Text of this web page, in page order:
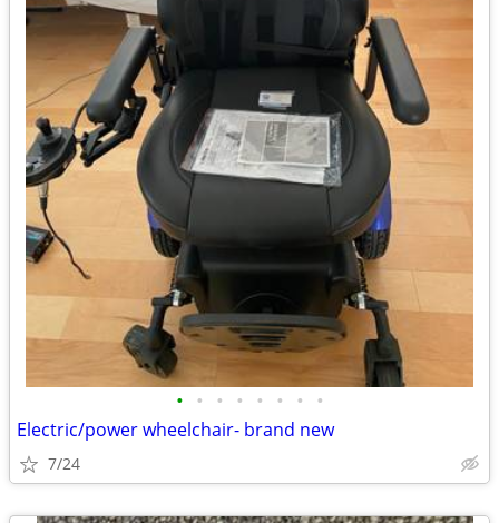
• • • • • • • •
Electric/power wheelchair- brand new
7/24